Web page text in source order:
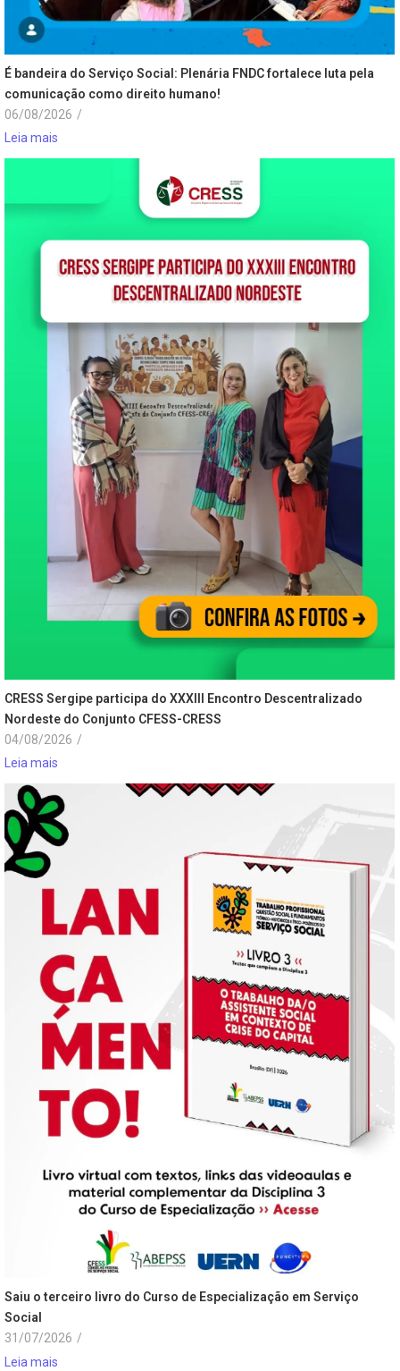
É bandeira do Serviço Social: Plenária FNDC fortalece luta pela
comunicação como direito humano!
06/08/2026 /
Leia mais
CRESS Sergipe participa do XXXIII Encontro Descentralizado
Nordeste do Conjunto CFESS-CRESS
04/08/2026 /
Leia mais
Saiu o terceiro livro do Curso de Especialização em Serviço
Social
31/07/2026 /
Leia mais